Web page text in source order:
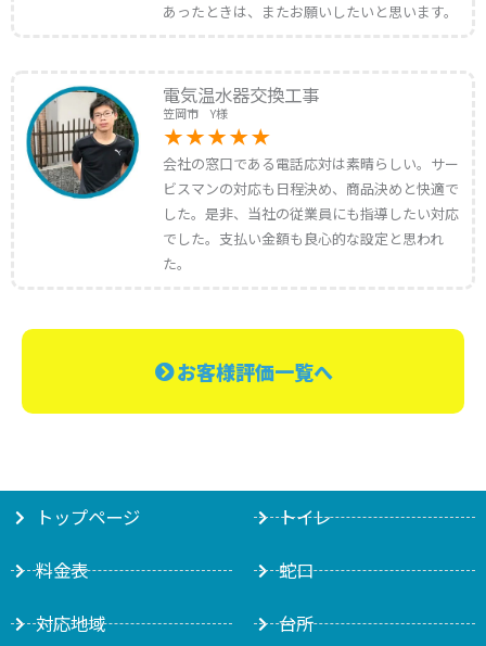
あったときは、またお願いしたいと思います。
電気温水器交換工事
笠岡市 Y様
会社の窓口である電話応対は素晴らしい。サー
ビスマンの対応も日程決め、商品決めと快適で
した。是非、当社の従業員にも指導したい対応
でした。支払い金額も良心的な設定と思われ
た。
お客様評価一覧へ
トップページ
料金表
対応地域
トイレ
蛇口
台所